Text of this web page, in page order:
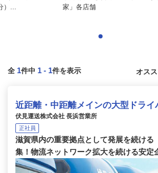
...
家」各店舗
全 1件中 1 - 1件を表示
近距離・中距離メインの大型ドライ
伏見運送株式会社 長浜営業所
正社員
滋賀県内の重要拠点として発展を続ける
集！物流ネットワーク拡大を続ける安定